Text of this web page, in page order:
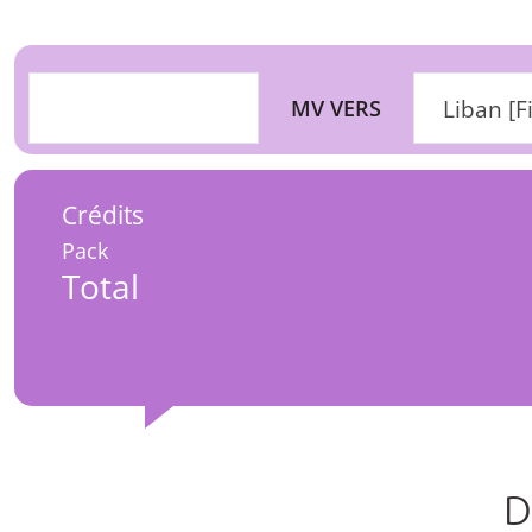
MV VERS Liban
Crédits
Pack
Total